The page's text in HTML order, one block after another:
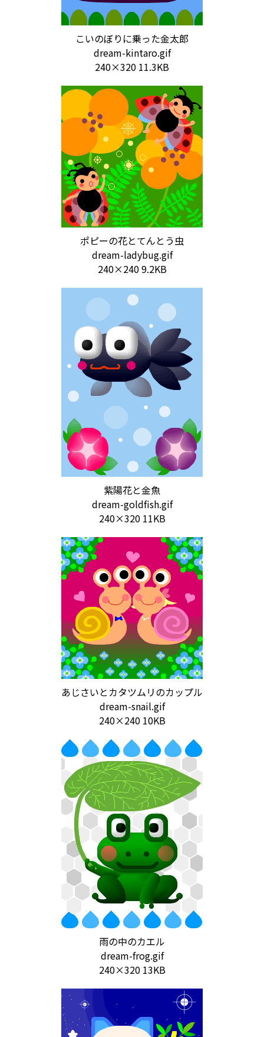
こいのぼりに乗った金太郎
dream-kintaro.gif
240×320 11.3KB
ポピーの花とてんとう虫
dream-ladybug.gif
240×240 9.2KB
紫陽花と金魚
dream-goldfish.gif
240×320 11KB
あじさいとカタツムリのカップル
dream-snail.gif
240×240 10KB
雨の中のカエル
dream-frog.gif
240×320 13KB